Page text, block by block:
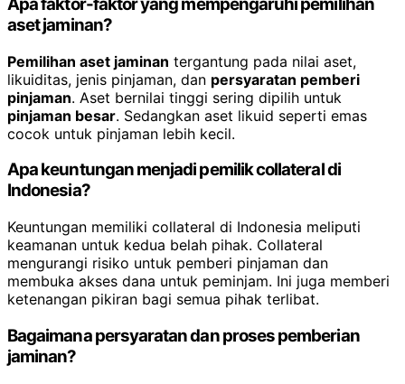
aset jaminan?
Pemilihan aset jaminan tergantung pada nilai aset,
likuiditas, jenis pinjaman, dan persyaratan pemberi
pinjaman. Aset bernilai tinggi sering dipilih untuk
pinjaman besar. Sedangkan aset likuid seperti emas
cocok untuk pinjaman lebih kecil.
Apa keuntungan menjadi pemilik collateral di
Indonesia?
Keuntungan memiliki collateral di Indonesia meliputi
keamanan untuk kedua belah pihak. Collateral
mengurangi risiko untuk pemberi pinjaman dan
membuka akses dana untuk peminjam. Ini juga memberi
ketenangan pikiran bagi semua pihak terlibat.
Bagaimana persyaratan dan proses pemberian
jaminan?